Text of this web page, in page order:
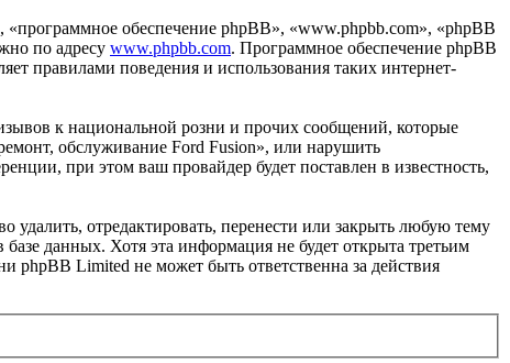
обеспечение phpBB», «www.phpbb.com», «phpBB
по адресу www.phpbb.com. Программное обеспечение phpBB
правилами поведения и использования таких интернет-
к национальной розни и прочих сообщений, которые
обслуживание Ford Fusion», или нарушить
при этом ваш провайдер будет поставлен в известность,
отредактировать, перенести или закрыть любую тему
данных. Хотя эта информация не будет открыта третьим
Limited не может быть ответственна за действия